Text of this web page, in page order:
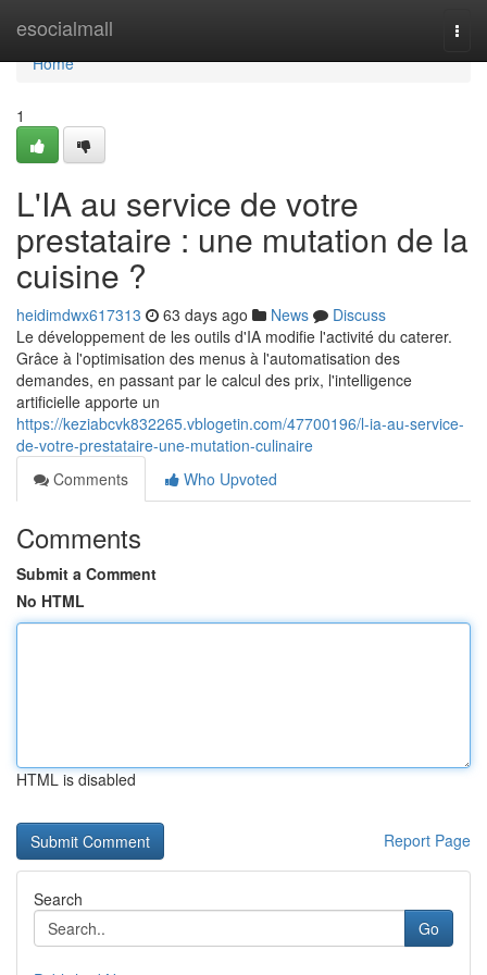
esocialmall
Home
Home
1
L'IA au service de votre
prestataire : une mutation de la
cuisine ?
heidimdwx617313 63 days ago News
Discuss
Le développement de les outils d'IA modifie l'activité du caterer.
Grâce à l'optimisation des menus à l'automatisation des
demandes, en passant par le calcul des prix, l'intelligence
artificielle apporte un
https://keziabcvk832265.vblogetin.com/47700196/l-ia-au-service-
de-votre-prestataire-une-mutation-culinaire
Comments
Who Upvoted
Comments
Submit a Comment
No HTML
HTML is disabled
Report Page
Search
Go